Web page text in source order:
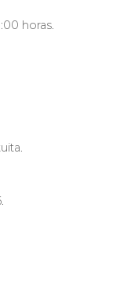
horas.